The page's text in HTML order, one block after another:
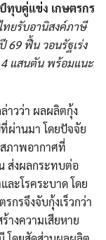
ทุบคู่แข่ง เกษตรกร
ทยรับอานิสงค์ภาษี
69 ฟื้น วอนรัฐเร่ง
แสนตัน พร้อมแนะ
าวว่า ผลผลิตกุ้ง
ผ่านมา โดยปัจจัย
ภาพอากาศที่
ส่งผลกระทบต่อ
ละโรคระบาด โดย
กรจึงจับกุ้งเร็วกว่า
งความเสียหาย